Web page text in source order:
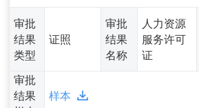
审批
结果
类型
证照
审批
结果
名称
人力资源
服务许可
证
审批
结果
样本